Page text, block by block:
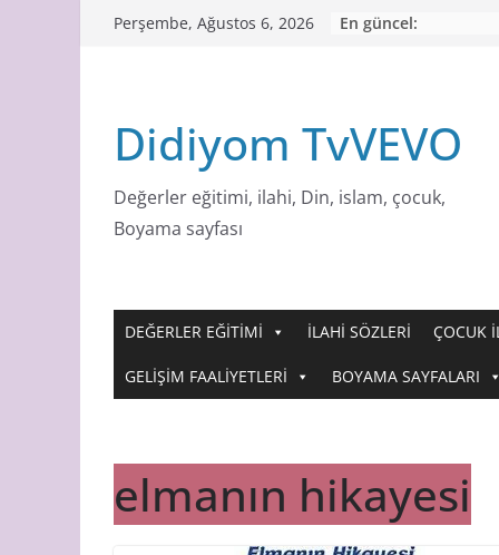
Perşembe, Ağustos 6, 2026 En güncel:
Didiyom TvVEVO
Değerler eğitimi, ilahi, Din, islam, çocuk,
Boyama sayfası
DEĞERLER EĞİTİMİ İLAHİ SÖZLERİ ÇOCUK
GELİŞİM FAALİYETLERİ BOYAMA SAYFALARI
elmanın hikayesi